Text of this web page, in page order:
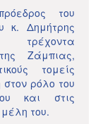
του
κ. Δημήτρης
της Ζάμπιας,
τομείς
ρόλο του
και στις
του.